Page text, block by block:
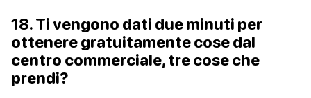
18. Ti vengono dati due minuti per
ottenere gratuitamente cose dal
centro commerciale, tre cose che
prendi?